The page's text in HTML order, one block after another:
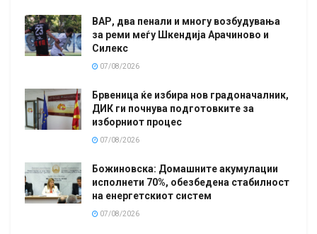
ВАР, два пенали и многу возбудувања
за реми меѓу Шкендија Арачиново и
Силекс
07/08/2026
Брвеница ќе избира нов градоначалник,
ДИК ги почнува подготовките за
изборниот процес
07/08/2026
Божиновска: Домашните акумулации
исполнети 70%, обезбедена стабилност
на енергетскиот систем
07/08/2026